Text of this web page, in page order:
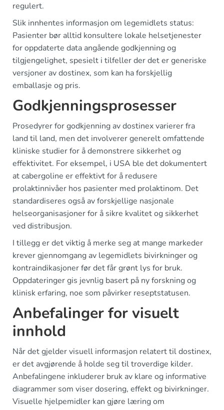
regulert.
Slik innhentes informasjon om legemidlets status:
Pasienter bør alltid konsultere lokale helsetjenester
for oppdaterte data angående godkjenning og
tilgjengelighet, spesielt i tilfeller der det er generiske
versjoner av dostinex, som kan ha forskjellig
emballasje og pris.
Godkjenningsprosesser
Prosedyrer for godkjenning av dostinex varierer fra
land til land, men det involverer generelt omfattende
kliniske studier for å demonstrere sikkerhet og
effektivitet. For eksempel, i USA ble det dokumentert
at cabergoline er effektivt for å redusere
prolaktinnivåer hos pasienter med prolaktinom. Det
standardiseres også av forskjellige nasjonale
helseorganisasjoner for å sikre kvalitet og sikkerhet
ved distribusjon.
I tillegg er det viktig å merke seg at mange markeder
krever gjennomgang av legemidlets bivirkninger og
kontraindikasjoner før det får grønt lys for bruk.
Oppdateringer gis jevnlig basert på ny forskning og
klinisk erfaring, noe som påvirker reseptstatusen.
Anbefalinger for visuelt
innhold
Når det gjelder visuell informasjon relatert til dostinex,
er det avgjørende å holde seg til troverdige kilder.
Anbefalingene inkluderer bruk av klare og informative
diagrammer som viser dosering, effekt og bivirkninger.
Visuelle hjelpemidler kan gjøre læring om